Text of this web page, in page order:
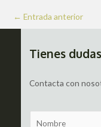
Navegación
de
← Entrada anterior
Tienes
Contacta con